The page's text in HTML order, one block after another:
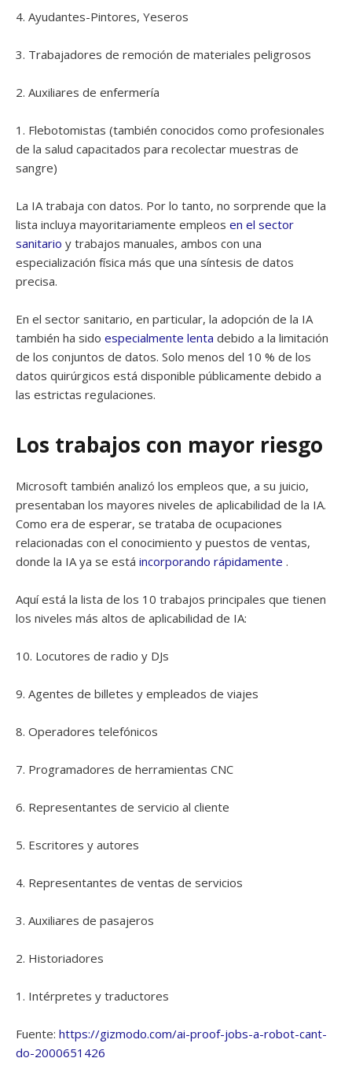
4. Ayudantes-Pintores, Yeseros
3. Trabajadores de remoción de materiales peligrosos
2. Auxiliares de enfermería
1. Flebotomistas (también conocidos como profesionales
de la salud capacitados para recolectar muestras de
sangre)
La IA trabaja con datos. Por lo tanto, no sorprende que la
lista incluya mayoritariamente empleos en el sector
sanitario y trabajos manuales, ambos con una
especialización física más que una síntesis de datos
precisa.
En el sector sanitario, en particular, la adopción de la IA
también ha sido especialmente lenta debido a la limitación
de los conjuntos de datos. Solo menos del 10 % de los
datos quirúrgicos está disponible públicamente debido a
las estrictas regulaciones.
Los trabajos con mayor riesgo
Microsoft también analizó los empleos que, a su juicio,
presentaban los mayores niveles de aplicabilidad de la IA.
Como era de esperar, se trataba de ocupaciones
relacionadas con el conocimiento y puestos de ventas,
donde la IA ya se está incorporando rápidamente .
Aquí está la lista de los 10 trabajos principales que tienen
los niveles más altos de aplicabilidad de IA:
10. Locutores de radio y DJs
9. Agentes de billetes y empleados de viajes
8. Operadores telefónicos
7. Programadores de herramientas CNC
6. Representantes de servicio al cliente
5. Escritores y autores
4. Representantes de ventas de servicios
3. Auxiliares de pasajeros
2. Historiadores
1. Intérpretes y traductores
Fuente: https://gizmodo.com/ai-proof-jobs-a-robot-cant-
do-2000651426